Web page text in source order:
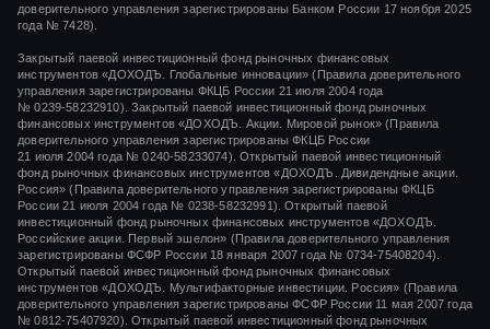
доверительного управления зарегистрированы Банком России 17 ноября 2025
года № 7428).
Закрытый паевой инвестиционный фонд рыночных финансовых
инструментов «ДОХОДЪ. Глобальные инновации» (Правила доверительного
управления зарегистрированы ФКЦБ России 21 июля 2004 года
№ 0239-58232910). Закрытый паевой инвестиционный фонд рыночных
финансовых инструментов «ДОХОДЪ. Акции. Мировой рынок» (Правила
доверительного управления зарегистрированы ФКЦБ России
21 июля 2004 года № 0240-58233074). Открытый паевой инвестиционный
фонд рыночных финансовых инструментов «ДОХОДЪ. Дивидендные акции.
Россия» (Правила доверительного управления зарегистрированы ФКЦБ
России21 июля 2004 года № 0238-58232991). Открытый паевой
инвестиционный фонд рыночных финансовых инструментов «ДОХОДЪ.
Российские акции. Первый эшелон» (Правила доверительного управления
зарегистрированы ФСФР России 18 января 2007 года № 0734-75408204).
Открытый паевой инвестиционный фонд рыночных финансовых
инструментов «ДОХОДЪ. Мультифакторные инвестиции. Россия» (Правила
доверительного управления зарегистрированы ФСФР России 11 мая 2007 года
№ 0812-75407920). Открытый паевой инвестиционный фонд рыночных